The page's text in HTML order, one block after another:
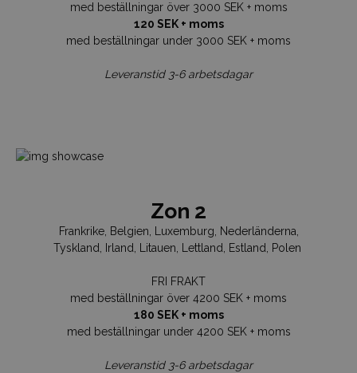
med beställningar över 3000 SEK + moms
120 SEK + moms
med beställningar under 3000 SEK + moms
Leveranstid 3-6 arbetsdagar
Zon 2
Frankrike, Belgien, Luxemburg, Nederländerna,
Tyskland, Irland, Litauen, Lettland, Estland, Polen
FRI FRAKT
med beställningar över 4200 SEK + moms
180 SEK + moms
med beställningar under 4200 SEK + moms
Leveranstid 3-6 arbetsdagar